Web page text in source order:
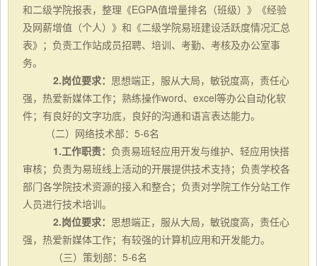
和二级学院报表，整理《EGPA值增量排名（班级）》《经验
及网薪增值（个人）》和《二级学院易班建设活跃度情况汇总
表》；负责工作站成员招聘、培训、考勤、考核及办公室事
务。
2.岗位要求： 思想端正，服从大局，敏锐度高，责任心
强，热爱新媒体工作；熟练操作word、excel等办公自动化软
件；有良好的文字功底，良好的沟通和语言表达能力。
（二）网络技术部： 5-6名
1.工作职责： 负责易班轻应用开发与维护、轻应用快搭
审核；负责为易班线上活动的开展提供技术支持；负责学校各
部门各学院技术资源的接入和整合；负责对学院工作分站工作
人员进行技术培训。
2.岗位要求： 思想端正，服从大局，敏锐度高，责任心
强，热爱新媒体工作；有较强的计算机应用和开发能力。
（三）策划部： 5-6名